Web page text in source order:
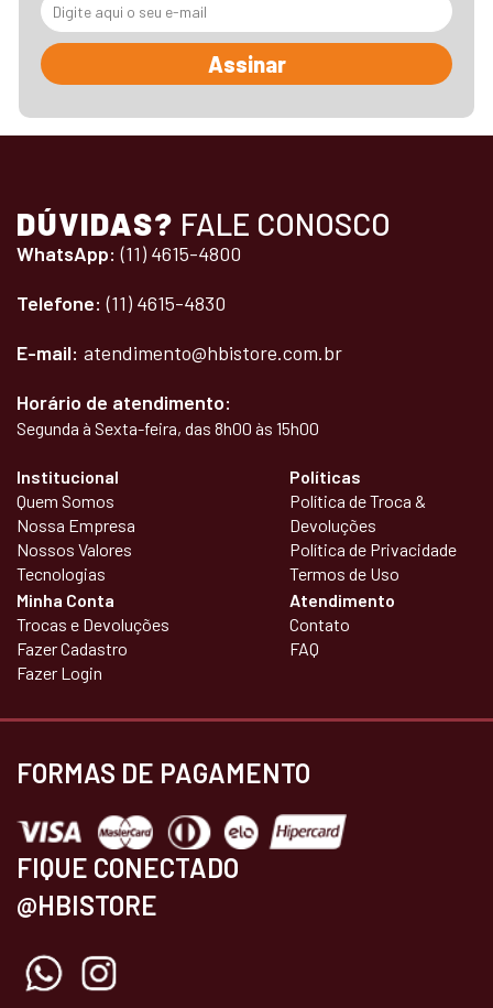
Assinar
DÚVIDAS? FALE CONOSCO
WhatsApp: (11) 4615-4800
Telefone: (11) 4615-4830
E-mail: atendimento@hbistore.com.br
Horário de atendimento:
Segunda à Sexta-feira, das 8h00 às 15h00
Institucional
Quem Somos
Nossa Empresa
Nossos Valores
Tecnologias
Políticas
Política de Troca &
Devoluções
Política de Privacidade
Termos de Uso
Minha Conta
Trocas e Devoluções
Fazer Cadastro
Fazer Login
Atendimento
Contato
FAQ
FORMAS DE PAGAMENTO
FIQUE CONECTADO
@HBISTORE